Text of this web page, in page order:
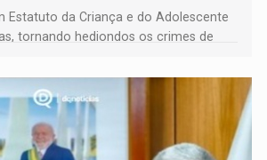
Estatuto da Criança e do Adolescente
tornando hediondos os crimes de